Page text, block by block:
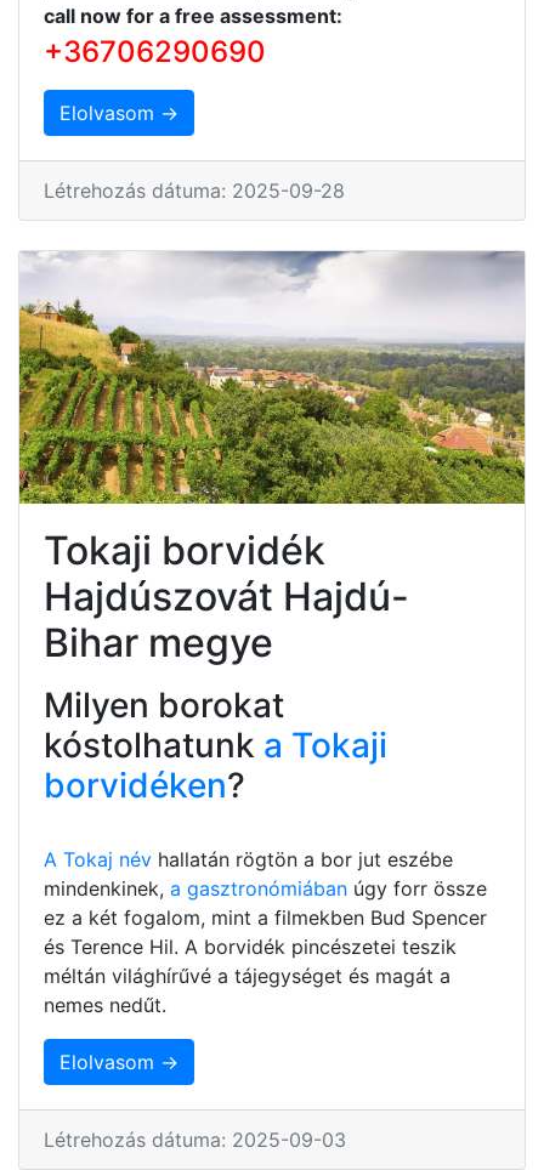
call now for a free assessment:
+36706290690
Elolvasom →
Létrehozás dátuma: 2025-09-28
Tokaji borvidék
Hajdúszovát Hajdú-
Bihar megye
Milyen borokat
kóstolhatunk a Tokaji
borvidéken?
A Tokaj név hallatán rögtön a bor jut eszébe
mindenkinek, a gasztronómiában úgy forr össze
ez a két fogalom, mint a filmekben Bud Spencer
és Terence Hil. A borvidék pincészetei teszik
méltán világhírűvé a tájegységet és magát a
nemes nedűt.
Elolvasom →
Létrehozás dátuma: 2025-09-03